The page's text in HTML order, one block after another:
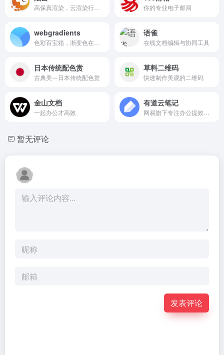
你的专业电子邮局
webgradients 语雀
在线文档编辑与协同工具
日本传统配色赏
古典美～日本传统配色赏
草料二维码
快速制作美观的二维码
金山文档
一起办公才高效
有道云笔记
暂无评论
发表评论